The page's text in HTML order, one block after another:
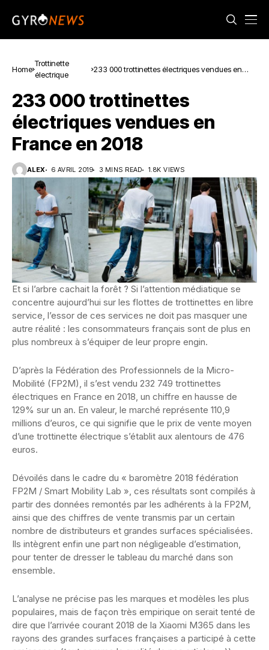
Home
Trottinette
électrique
233 000 trottinettes électriques vendues en
233 000 trottinettes
électriques vendues en
France en 2018
ALEX 6 AVRIL 2019 3 MINS READ 1.8K VIEWS
Et si l’arbre cachait la forêt ? Si l’attention médiatique se
concentre aujourd’hui sur les flottes de trottinettes en libre
service, l’essor de ces services ne doit pas masquer une
autre réalité : les consommateurs français sont de plus en
plus nombreux à s’équiper de leur propre engin.
D’après la Fédération des Professionnels de la Micro-
Mobilité (FP2M), il s’est vendu 232 749 trottinettes
électriques en France en 2018, un chiffre en hausse de
129% sur un an. En valeur, le marché représente 110,9
millions d’euros, ce qui signifie que le prix de vente moyen
d’une trottinette électrique s’établit aux alentours de 476
euros.
Dévoilés dans le cadre du « baromètre 2018 fédération
FP2M / Smart Mobility Lab », ces résultats sont compilés à
partir des données remontés par les adhérents à la FP2M,
ainsi que des chiffres de vente transmis par un certain
nombre de distributeurs et grandes surfaces spécialisées.
Ils intègrent enfin une part non négligeable d’estimation,
pour tenter de dresser le tableau du marché dans son
ensemble.
L’analyse ne précise pas les marques et modèles les plus
populaires, mais de façon très empirique on serait tenté de
dire que l’arrivée courant 2018 de la Xiaomi M365 dans les
rayons des grandes surfaces françaises a participé à cette